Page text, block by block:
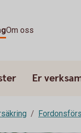
Om oss
Er